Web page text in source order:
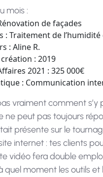
mois :
de façades
: Traitement de
: Aline R.
: 2019
2021 : 325 000€
: Communication
vraiment comment
ne peut pas toujours
présente sur le
internet : tes clients
vidéo fera double
moment les outils et